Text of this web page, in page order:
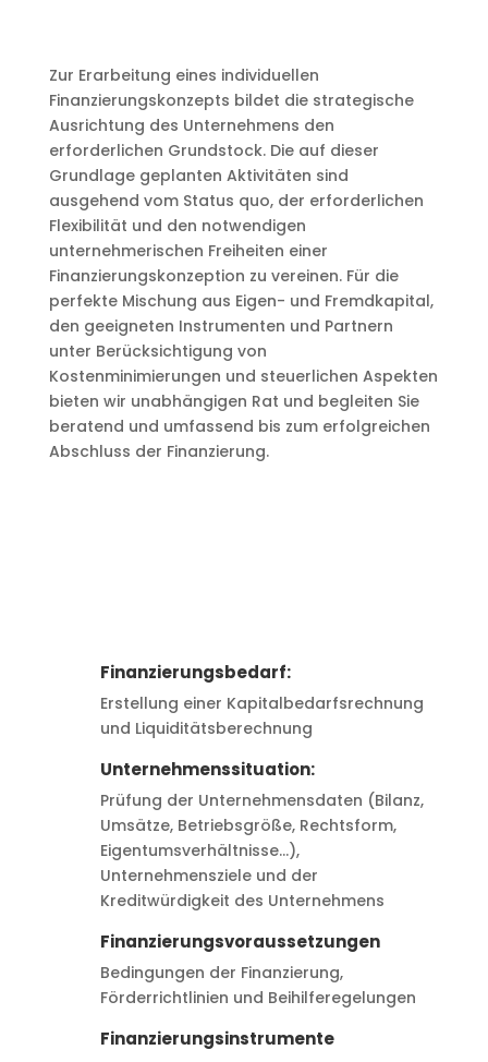
Zur Erarbeitung eines individuellen
Finanzierungskonzepts bildet die strategische
Ausrichtung des Unternehmens den
erforderlichen Grundstock. Die auf dieser
Grundlage geplanten Aktivitäten sind
ausgehend vom Status quo, der erforderlichen
Flexibilität und den notwendigen
unternehmerischen Freiheiten einer
Finanzierungskonzeption zu vereinen. Für die
perfekte Mischung aus Eigen- und Fremdkapital,
den geeigneten Instrumenten und Partnern
unter Berücksichtigung von
Kostenminimierungen und steuerlichen Aspekten
bieten wir unabhängigen Rat und begleiten Sie
beratend und umfassend bis zum erfolgreichen
Abschluss der Finanzierung.
Finanzierungsbedarf:
Erstellung einer Kapitalbedarfsrechnung
und Liquiditätsberechnung
Unternehmenssituation:
Prüfung der Unternehmensdaten (Bilanz,
Umsätze, Betriebsgröße, Rechtsform,
Eigentumsverhältnisse…),
Unternehmensziele und der
Kreditwürdigkeit des Unternehmens
Finanzierungsvoraussetzungen
Bedingungen der Finanzierung,
Förderrichtlinien und Beihilferegelungen
Finanzierungsinstrumente